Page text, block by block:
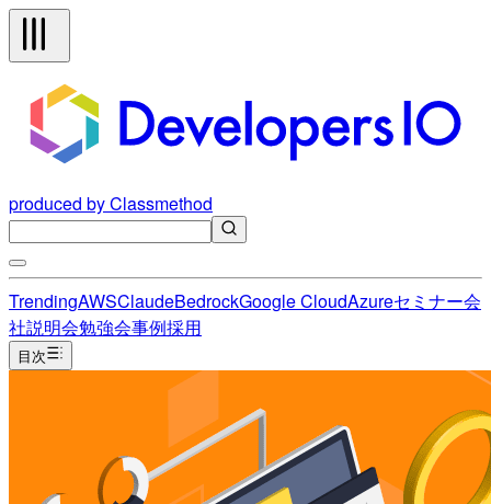
produced by Classmethod
TrendingAWSClaudeBedrockGoogle CloudAzureセミナー会
社説明会勉強会事例採用
目次